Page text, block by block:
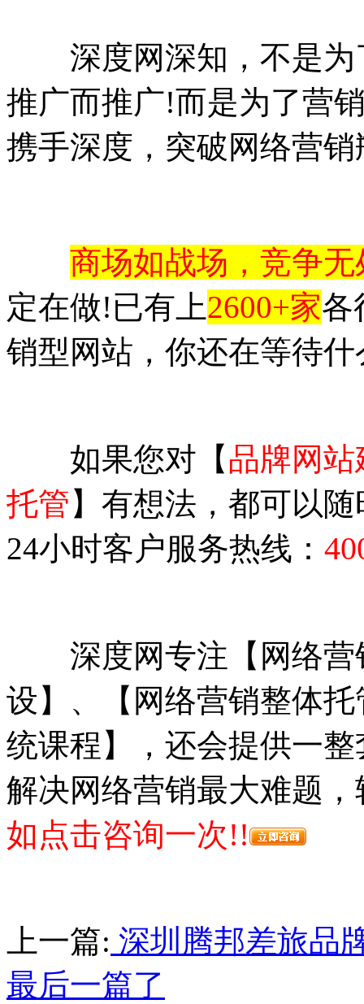
深度网深知，不是为
推广而推广!而是为了营
携手深度，突破网络营
商场如战场，竞争
定在做!已有上2600+家各
销型网站，你还在等待什
如果您对【 品牌网站
托管 】有想法，都可以
24小时客户服务热线：
深度网专注【网络营
设】、【网络营销整体
统课程】，还会提供一
解决网络营销最大难题
如点击咨询一次!!
上一篇: 深圳腾邦差旅品
最后一篇了